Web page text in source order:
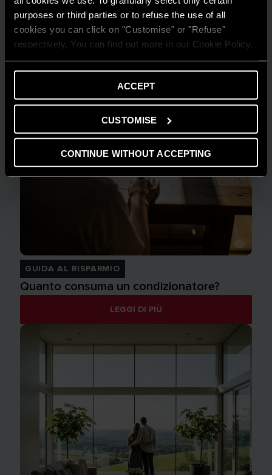
purposes or third parties or to refuse the use of all
cookies you can click on "Customise" or "Refuse"
respectively. You can find out more in our Cookie Policy.
ACCEPT
CUSTOMISE
CONTINUE WITHOUT ACCEPTING
LEGGI DI PIÙ
GUIDA AL RISPARMIO
Quanto consuma un condizionatore?
LEGGI DI PIÙ